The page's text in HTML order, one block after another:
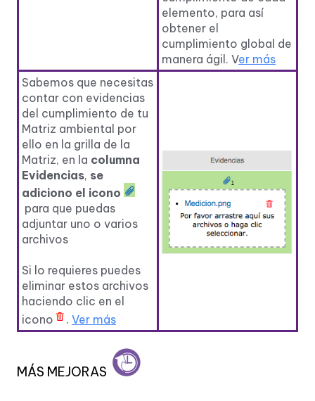
elemento, para así
obtener el
cumplimiento global de
manera ágil. Ver más
Sabemos que necesitas
contar con evidencias
del cumplimiento de tu
Matriz ambiental por
ello en la grilla de la
Matriz, en la columna
Evidencias, se
adiciono el icono
para que puedas
adjuntar uno o varios
archivos
Si lo requieres puedes
eliminar estos archivos
haciendo clic en el
icono
. Ver más
MÁS MEJORAS